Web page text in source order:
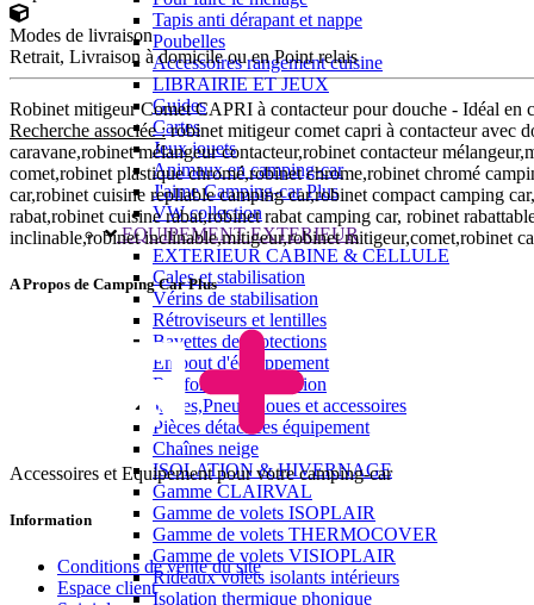
Tapis anti dérapant et nappe
Poubelles
Accessoires rangement cuisine
LIBRAIRIE ET JEUX
Guides
Cartes
Jeux jouets
Animaux en camping-car
J'aime Camping-car Plus
VW collection
EQUIPEMENT EXTERIEUR
EXTERIEUR CABINE & CELLULE
Cales et stabilisation
Vérins de stabilisation
Rétroviseurs et lentilles
Bavettes de protections
Embout d'échappement
Renforts de suspension
Jantes,Pneus,Roues et accessoires
Pièces détachées équipement
Chaînes neige
ISOLATION & HIVERNAGE
Gamme CLAIRVAL
Gamme de volets ISOPLAIR
Gamme de volets THERMOCOVER
Gamme de volets VISIOPLAIR
Rideaux volets isolants intérieurs
Isolation thermique phonique
Modes de livraison
Retrait, Livraison à domicile ou en Point relais
Robinet mitigeur Comet CAPRI à contacteur pour douche - Idéal en
Recherche associée :robinet mitigeur comet capri à contacteur avec
caravane,robinet mélangeur contacteur,robinet contacteur
comet,robinet plastique chromé,robinet chrome,robinet chromé
car,robinet cuisine repliable camping car,robinet compact camping
rabat,robinet cuisine rabat,robinet rabat camping car, robinet
inclinable,robinet inclinable,mitigeur,robinet mitigeur,comet,robinet
A Propos de Camping Car Plus
Accessoires et Equipement pour votre camping-car
Information
Conditions de vente du site
Espace client